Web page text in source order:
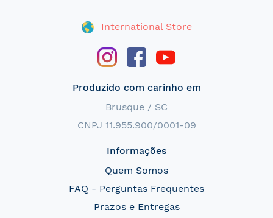
International Store
Produzido com carinho em
Brusque / SC
CNPJ 11.955.900/0001-09
Informações
Quem Somos
FAQ - Perguntas Frequentes
Prazos e Entregas